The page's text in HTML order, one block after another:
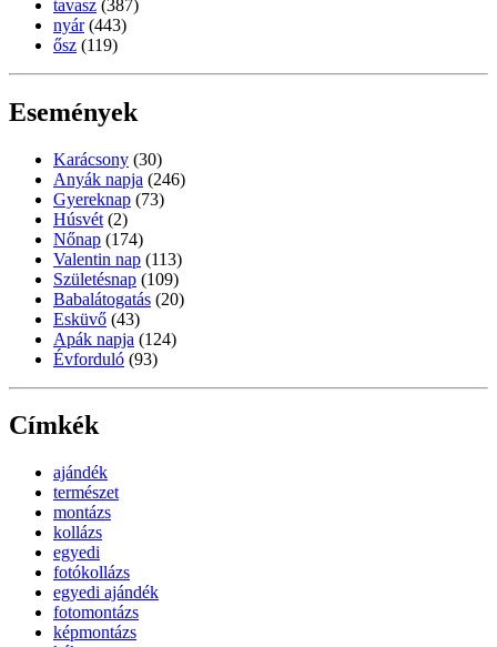
tavasz (387)
nyár (443)
ősz (119)
Események
Karácsony (30)
Anyák napja (246)
Gyereknap (73)
Húsvét (2)
Nőnap (174)
Valentin nap (113)
Születésnap (109)
Babalátogatás (20)
Esküvő (43)
Apák napja (124)
Évforduló (93)
Címkék
ajándék
természet
montázs
kollázs
egyedi
fotókollázs
egyedi ajándék
fotomontázs
képmontázs